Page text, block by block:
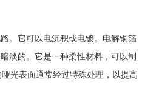
。它可以电沉积或电镀。电解铜箔
淡的。它是一种柔性材料，可以制
光表面通常经过特殊处理，以提高